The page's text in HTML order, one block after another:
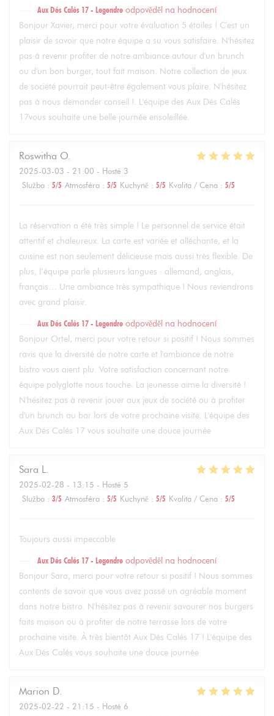
Aux Dés Calés 17 - Legendre odpověděl na hodnocení
Bonjour Xavier, merci pour votre évaluation 5 étoiles ! C'est un
plaisir de savoir que notre équipe a su vous satisfaire. N'hésitez
pas à revenir profiter de notre ambiance autour d'un brunch
ou d'un bon burger, tout fait maison. Notre collection de jeux
de société pourrait peut-être également vous plaire. N'hésitez
pas à nous demander conseil !. L'équipe des Aux Dés Calés
17vous souhaite une belle journée ensoleillée.
Roswitha O
2025-03-03 - 21:00 - Hosté 3
Služba : 5/5 Atmosféra : 5/5 Kuchyně : 5/5 Kvalita / Cena : 5/5
La réservation a été très simple ! Le personnel de service était
attentif et chaleureux. La carte est variée et alléchante, et la
cuisine est non seulement délicieuse mais aussi très flexible. De
plus, l’équipe parle plusieurs langues : allemand, anglais,
français… Une ambiance très sympathique ! Nous reviendrons
avec grand plaisir.
Aux Dés Calés 17 - Legendre odpověděl na hodnocení
Bonjour Ortel, merci pour votre retour si positif ! Nous sommes
ravis que la diversité de notre carte et l'ambiance de notre
bistro vous aient plu. Votre satisfaction concernant notre
équipe polyglotte nous touche. La jeunesse aime la diversité !
N'hésitez pas à revenir jouer aux jeux de société ou à profiter
d'un brunch au bar lors de votre prochaine visite. L'équipe des
Aux Dés Calés 17 vous souhaite une douce journée
Sara L
2025-02-28 - 13:15 - Hosté 5
Služba : 3/5 Atmosféra : 5/5 Kuchyně : 5/5 Kvalita / Cena : 5/5
Toujours aussi impeccable
Aux Dés Calés 17 - Legendre odpověděl na hodnocení
Bonjour Sara, merci pour votre retour si positif ! Nous sommes
contents de savoir que vous avez passé un agréable moment
dans notre bistro. N'hésitez pas à revenir savourer nos burgers
faits maison ou à profiter de notre terrasse lors de votre
prochaine visite. À très bientôt Aux Dés Calés 17 ! L'équipe des
Aux Dés Calés vous souhaite une douce journée
Marion D
2025-02-22 - 21:15 - Hosté 6